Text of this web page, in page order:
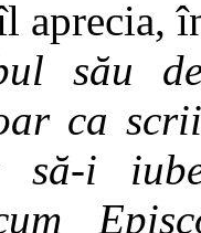
aprecia,
său
ca
să-i